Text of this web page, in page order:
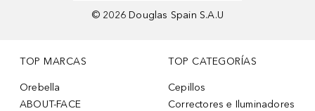
© 2026 Douglas Spain S.A.U
TOP MARCAS
Orebella
ABOUT-FACE
TOP CATEGORÍAS
Cepillos
Correctores e Iluminadores